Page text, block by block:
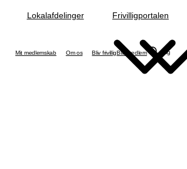
Lokalafdelinger Frivilligportalen
Mit medlemskab Om os Bliv frivilligBliv medlem Søg